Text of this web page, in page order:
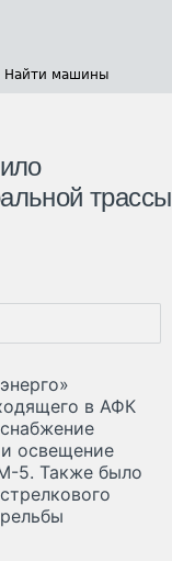
Найти машины
трассы
в АФК
освещение
5. Также было